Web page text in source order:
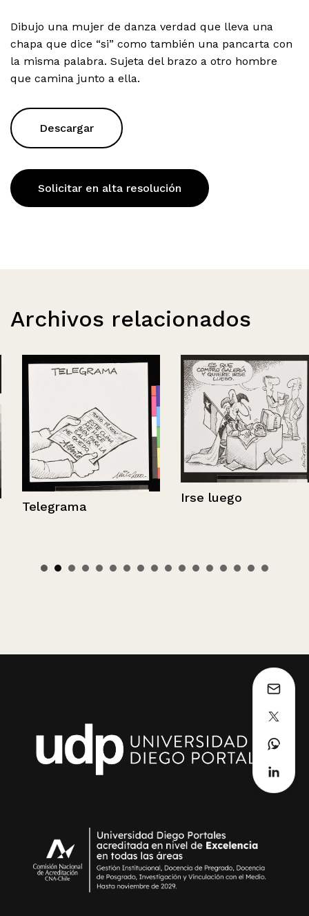
Dibujo una mujer de danza verdad que lleva una
chapa que dice “si” como también una pancarta con
la misma palabra. Sujeta del brazo a otro hombre
que camina junto a ella.
Descargar
Solicitar en alta resolución
Archivos relacionados
Telegrama
Irse luego